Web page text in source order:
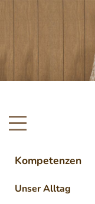
Kompetenzen
Unser Alltag